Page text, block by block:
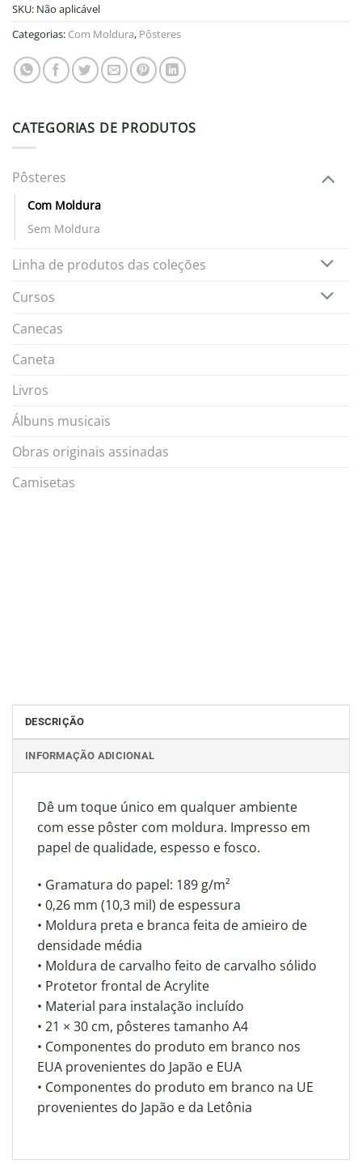
SKU: Não aplicável
Categorias: Com Moldura, Pôsteres
CATEGORIAS DE PRODUTOS
Pôsteres
Com Moldura
Sem Moldura
Linha de produtos das coleções
Cursos
Canecas
Caneta
Livros
Álbuns musicais
Obras originais assinadas
Camisetas
DESCRIÇÃO
INFORMAÇÃO ADICIONAL
Dê um toque único em qualquer ambiente
com esse pôster com moldura. Impresso em
papel de qualidade, espesso e fosco.
• Gramatura do papel: 189 g/m²
• 0,26 mm (10,3 mil) de espessura
• Moldura preta e branca feita de amieiro de
densidade média
• Moldura de carvalho feito de carvalho sólido
• Protetor frontal de Acrylite
• Material para instalação incluído
• 21 × 30 cm, pôsteres tamanho A4
• Componentes do produto em branco nos
EUA provenientes do Japão e EUA
• Componentes do produto em branco na UE
provenientes do Japão e da Letônia